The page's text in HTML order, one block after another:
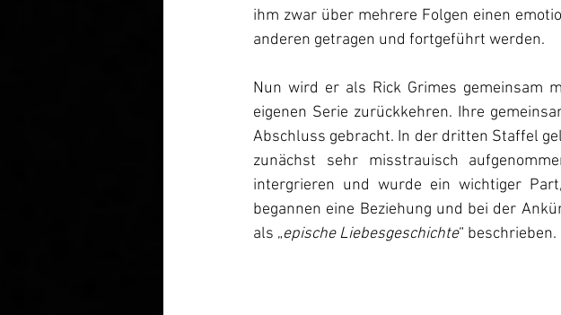
ihm zwar über mehrere Folgen einen
anderen getragen und fortgeführt werden.
Nun wird er als Rick Grimes gemeinsam
eigenen Serie zurückkehren. Ihre
Abschluss gebracht. In der dritten Staffel
zunächst sehr misstrauisch
intergrieren und wurde ein wichtiger
begannen eine Beziehung und bei der
als „epische Liebesgeschichte“ beschrieben.